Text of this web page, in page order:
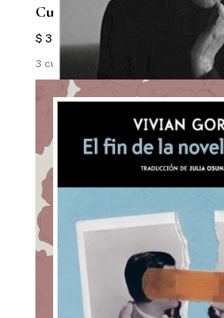
Cuentas Pendientes
$ 38.500
3 cuotas sin interés de $ 12.833